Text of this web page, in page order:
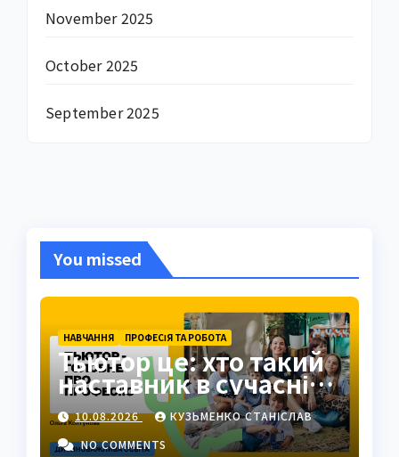
November 2025
October 2025
September 2025
You missed
НАВЧАННЯ ПРОФЕСІЯ ТА РОБОТА
Тьютор це: хто такий
наставник в сучасній
освіті
10.08.2026
КУЗЬМЕНКО СТАНІСЛАВ
NO COMMENTS